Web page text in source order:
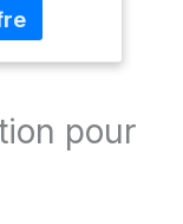
facile
pour
des
li> <li
pour